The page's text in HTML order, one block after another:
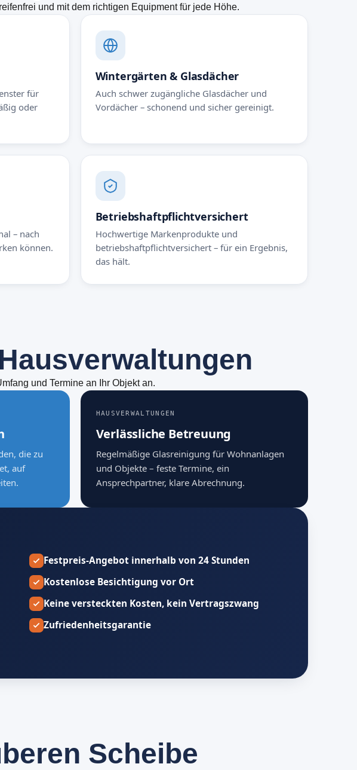
und mit dem richtigen Equipment für jede Höhe.
für
oder
Wintergärten & Glasdächer
Auch schwer zugängliche Glasdächer und
Vordächer – schonend und sicher gereinigt.
– nach
können.
Betriebshaftpflichtversichert
Hochwertige Markenprodukte und
betriebshaftpflichtversichert – für ein Ergebnis,
das hält.
Hausverwaltungen
und Termine an Ihr Objekt an.
die zu
auf
HAUSVERWALTUNGEN
Verlässliche Betreuung
Regelmäßige Glasreinigung für Wohnanlagen
und Objekte – feste Termine, ein
Ansprechpartner, klare Abrechnung.
Festpreis-Angebot innerhalb von 24 Stunden
Kostenlose Besichtigung vor Ort
Keine versteckten Kosten, kein Vertragszwang
Zufriedenheitsgarantie
beren Scheibe